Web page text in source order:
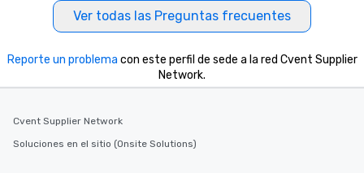
Ver todas las Preguntas frecuentes
Reporte un problema con este perfil de sede a la red Cvent Supplier
Network.
Cvent Supplier Network
Soluciones en el sitio (Onsite Solutions)